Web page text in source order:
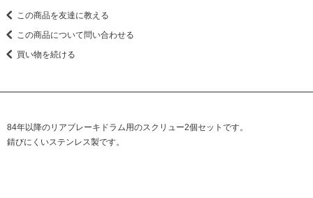
この商品を友達に教える
この商品について問い合わせる
買い物を続ける
84年以降のリアブレーキドラム用のスクリュー2個セットです。
錆びにくいステンレス製です。